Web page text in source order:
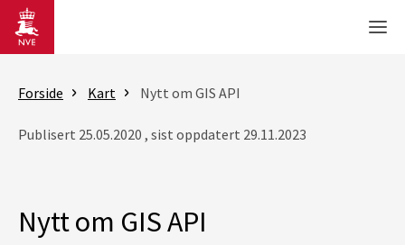
Gå til hovedinnhold
Forside Kart Nytt om GIS API
Publisert 25.05.2020 , sist oppdatert 29.11.2023
Nytt om GIS API